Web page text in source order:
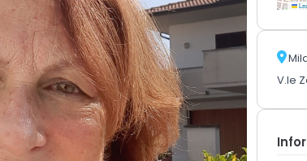
V.le